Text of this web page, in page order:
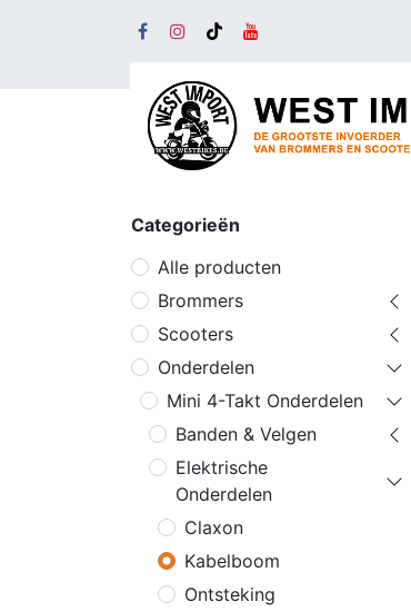
Categorieën
Alle producten
Brommers
Scooters
Onderdelen
Mini 4-Takt Onderdelen
Banden & Velgen
Elektrische
Onderdelen
Claxon
Kabelboom
Ontsteking